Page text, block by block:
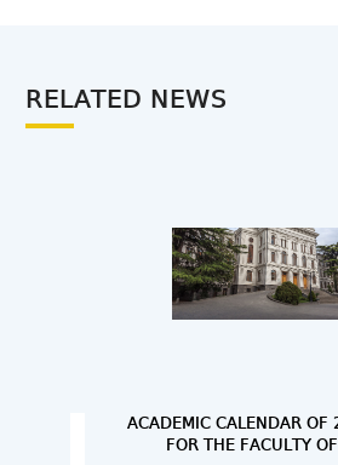
RELATED NEWS
ACADEMIC CALENDAR OF
FOR THE FACULTY